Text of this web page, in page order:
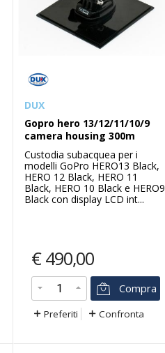
DUX
Gopro hero 13/12/11/10/9
camera housing 300m
Custodia subacquea per i
modelli GoPro HERO13 Black,
HERO 12 Black, HERO 11
Black, HERO 10 Black e HERO9
Black con display LCD int...
€ 490,00
Compra
Preferiti Confronta